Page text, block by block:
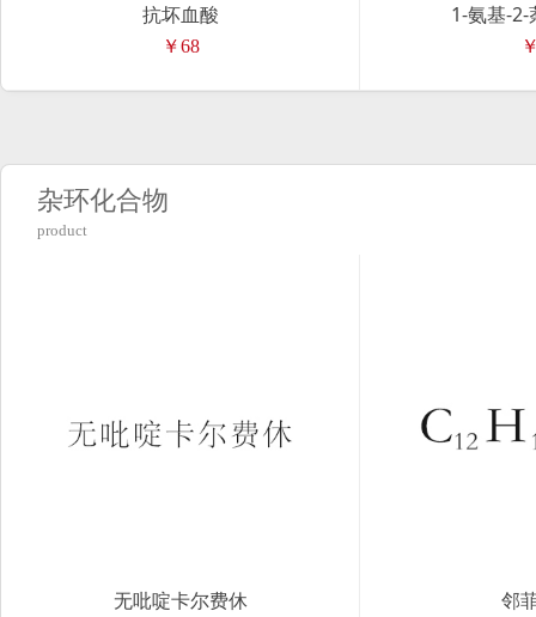
抗坏血酸
￥68
1-氨基-2-
杂环化合物
product
无吡啶卡尔费休 邻